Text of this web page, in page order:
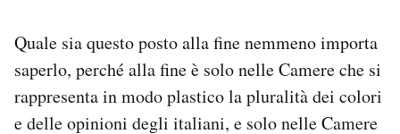
Quale sia questo posto alla fine nemmeno importa
saperlo, perché alla fine è solo nelle Camere che si
rappresenta in modo plastico la pluralità dei colori
e delle opinioni degli italiani, e solo nelle Camere